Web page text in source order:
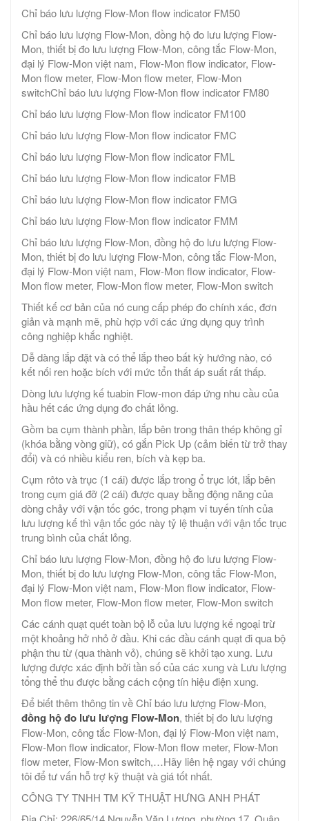
Chỉ báo lưu lượng Flow-Mon flow indicator FM50
Chỉ báo lưu lượng Flow-Mon, đồng hộ đo lưu lượng Flow-
Mon, thiết bị đo lưu lượng Flow-Mon, công tắc Flow-Mon,
đại lý Flow-Mon việt nam, Flow-Mon flow indicator, Flow-
Mon flow meter, Flow-Mon flow meter, Flow-Mon
switchChỉ báo lưu lượng Flow-Mon flow indicator FM80
Chỉ báo lưu lượng Flow-Mon flow indicator FM100
Chỉ báo lưu lượng Flow-Mon flow indicator FMC
Chỉ báo lưu lượng Flow-Mon flow indicator FML
Chỉ báo lưu lượng Flow-Mon flow indicator FMB
Chỉ báo lưu lượng Flow-Mon flow indicator FMG
Chỉ báo lưu lượng Flow-Mon flow indicator FMM
Chỉ báo lưu lượng Flow-Mon, đồng hộ đo lưu lượng Flow-
Mon, thiết bị đo lưu lượng Flow-Mon, công tắc Flow-Mon,
đại lý Flow-Mon việt nam, Flow-Mon flow indicator, Flow-
Mon flow meter, Flow-Mon flow meter, Flow-Mon switch
Thiết kế cơ bản của nó cung cấp phép đo chính xác, đơn
giản và mạnh mẽ, phù hợp với các ứng dụng quy trình
công nghiệp khắc nghiệt.
Dễ dàng lắp đặt và có thể lắp theo bất kỳ hướng nào, có
kết nối ren hoặc bích với mức tổn thất áp suất rất thấp.
Dòng lưu lượng kế tuabin Flow-mon đáp ứng nhu cầu của
hầu hết các ứng dụng đo chất lỏng.
Gồm ba cụm thành phần, lắp bên trong thân thép không gỉ
(khóa bằng vòng giữ), có gắn Pick Up (cảm biến từ trở thay
đổi) và có nhiều kiểu ren, bích và kẹp ba.
Cụm rôto và trục (1 cái) được lắp trong ổ trục lót, lắp bên
trong cụm giá đỡ (2 cái) được quay bằng động năng của
dòng chảy với vận tốc góc, trong phạm vi tuyến tính của
lưu lượng kế thì vận tốc góc này tỷ lệ thuận với vận tốc trục
trung bình của chất lỏng.
Chỉ báo lưu lượng Flow-Mon, đồng hộ đo lưu lượng Flow-
Mon, thiết bị đo lưu lượng Flow-Mon, công tắc Flow-Mon,
đại lý Flow-Mon việt nam, Flow-Mon flow indicator, Flow-
Mon flow meter, Flow-Mon flow meter, Flow-Mon switch
Các cánh quạt quét toàn bộ lỗ của lưu lượng kế ngoại trừ
một khoảng hở nhỏ ở đầu. Khi các đầu cánh quạt đi qua bộ
phận thu từ (qua thành vỏ), chúng sẽ khởi tạo xung. Lưu
lượng được xác định bởi tần số của các xung và Lưu lượng
tổng thể thu được bằng cách cộng tín hiệu điện xung.
Để biết thêm thông tin về Chỉ báo lưu lượng Flow-Mon,
đồng hộ đo lưu lượng Flow-Mon, thiết bị đo lưu lượng
Flow-Mon, công tắc Flow-Mon, đại lý Flow-Mon việt nam,
Flow-Mon flow indicator, Flow-Mon flow meter, Flow-Mon
flow meter, Flow-Mon switch,…Hãy liên hệ ngay với chúng
tôi để tư vấn hỗ trợ kỹ thuật và giá tốt nhất.
CÔNG TY TNHH TM KỸ THUẬT HƯNG ANH PHÁT